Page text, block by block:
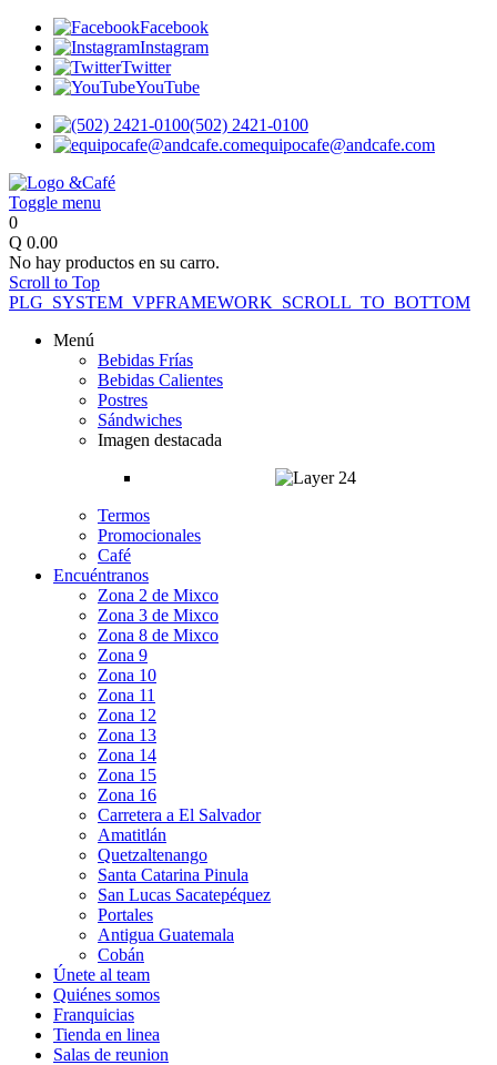
Facebook
Instagram
Twitter
YouTube
(502) 2421-0100
equipocafe@andcafe.com
Toggle menu
0
Q 0.00
No hay productos en su carro.
Scroll to Top
PLG_SYSTEM_VPFRAMEWORK_SCROLL_TO_BOTTOM
Menú
Bebidas Frías
Bebidas Calientes
Postres
Sándwiches
Imagen destacada
Termos
Promocionales
Café
Encuéntranos
Zona 2 de Mixco
Zona 3 de Mixco
Zona 8 de Mixco
Zona 9
Zona 10
Zona 11
Zona 12
Zona 13
Zona 14
Zona 15
Zona 16
Carretera a El Salvador
Amatitlán
Quetzaltenango
Santa Catarina Pinula
San Lucas Sacatepéquez
Portales
Antigua Guatemala
Cobán
Únete al team
Quiénes somos
Franquicias
Tienda en linea
Salas de reunion